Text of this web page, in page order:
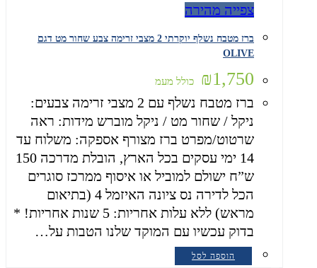
צפייה מהירה
ברז מטבח נשלף יוקרתי 2 מצבי זרימה צבע שחור מט דגם
OLIVE
₪1,750 כולל מעמ
ברז מטבח נשלף עם 2 מצבי זרימה צבעים:
ניקל / שחור מט / ניקל מוברש מידות: ראה
שרטוט/מפרט ברז מצורף אספקה: משלוח עד
14 ימי עסקים בכל הארץ, הובלת מדרכה 150
ש”ח ישולם למוביל או איסוף ממרכז סוגרים
הכל לדירה נס ציונה האיזמל 4 (בתיאום
מראש) ללא עלות אחריות: 5 שנות אחריות! *
בדוק עכשיו עם המוקד שלנו הטבות על…
הוספה לסל